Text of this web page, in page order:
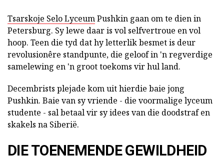
Tsarskoje Selo LyceumPushkin gaan om te dien in
Petersburg. Sy lewe daar is vol selfvertroue en vol
hoop. Teen die tyd dat hy letterlik besmet is deur
revolusionêre standpunte, die geloof in 'n regverdige
samelewing en 'n groot toekoms vir hul land.
Decembrists plejade kom uit hierdie baie jong
Pushkin. Baie van sy vriende - die voormalige lyceum
studente - sal betaal vir sy idees van die doodstraf en
skakels na Siberië.
DIE TOENEMENDE GEWILDHEID